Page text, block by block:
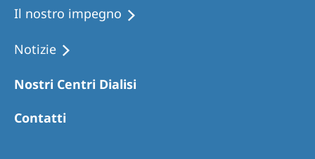
Il nostro impegno
Notizie
Nostri Centri Dialisi
Contatti